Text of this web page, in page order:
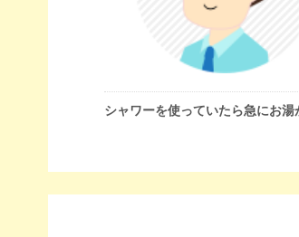
シャワーを使っていたら急にお